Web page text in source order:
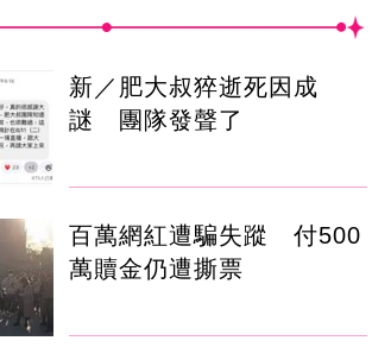
新／肥大叔猝逝死因成
謎 團隊發聲了
百萬網紅遭騙失蹤 付500
萬贖金仍遭撕票